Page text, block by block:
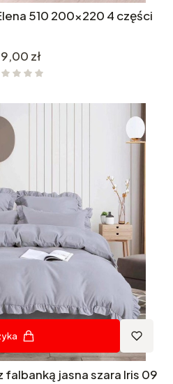
510 200x220 4 części
zł
jasna szara Iris 09